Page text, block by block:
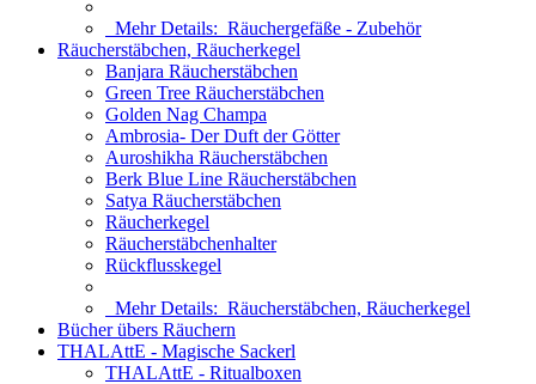
Mehr Details: Räuchergefäße - Zubehör
Räucherstäbchen, Räucherkegel
Banjara Räucherstäbchen
Green Tree Räucherstäbchen
Golden Nag Champa
Ambrosia- Der Duft der Götter
Auroshikha Räucherstäbchen
Berk Blue Line Räucherstäbchen
Satya Räucherstäbchen
Räucherkegel
Räucherstäbchenhalter
Rückflusskegel
Mehr Details: Räucherstäbchen, Räucherkegel
Bücher übers Räuchern
THALAttE - Magische Sackerl
THALAttE - Ritualboxen